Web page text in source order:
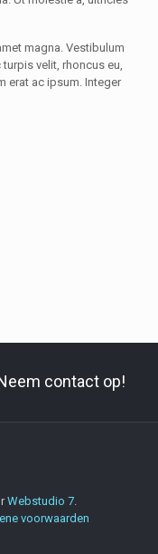
magna. Vestibulum
velit, rhoncus eu,
erat ac ipsum. Integer
contact op!
Webstudio 7.
voorwaarden